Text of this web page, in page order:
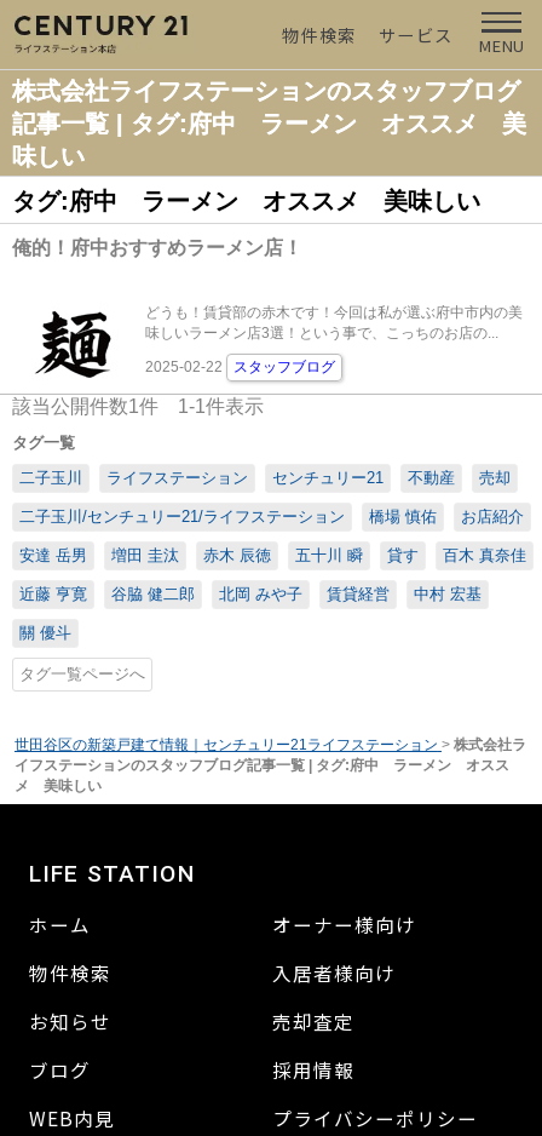
物件検索 サービス MENU
株式会社ライフステーションのスタッフブログ
記事一覧 | タグ:府中 ラーメン オススメ 美
味しい
タグ:府中 ラーメン オススメ 美味しい
俺的！府中おすすめラーメン店！
どうも！賃貸部の赤木です！今回は私が選ぶ府中市内の美
味しいラーメン店3選！という事で、こっちのお店の...
2025-02-22
スタッフブログ
該当公開件数1件 1-1件表示
タグ一覧
二子玉川
ライフステーション センチュリー21 不動産 売却
二子玉川/センチュリー21/ライフステーション 橋場 慎佑 お店紹介
安達 岳男 増田 圭汰 赤木 辰徳 五十川 瞬 貸す 百木 真奈佳
近藤 亨寛 谷脇 健二郎 北岡 みや子 賃貸経営 中村 宏基
關 優斗
タグ一覧ページへ
世田谷区の新築戸建て情報｜センチュリー21ライフステーション > 株式会社ラ
イフステーションのスタッフブログ記事一覧 | タグ:府中 ラーメン オスス
メ 美味しい
LIFE STATION
ホーム
物件検索
お知らせ
ブログ
WEB内見
オーナー様向け
入居者様向け
売却査定
採用情報
プライバシーポリシー